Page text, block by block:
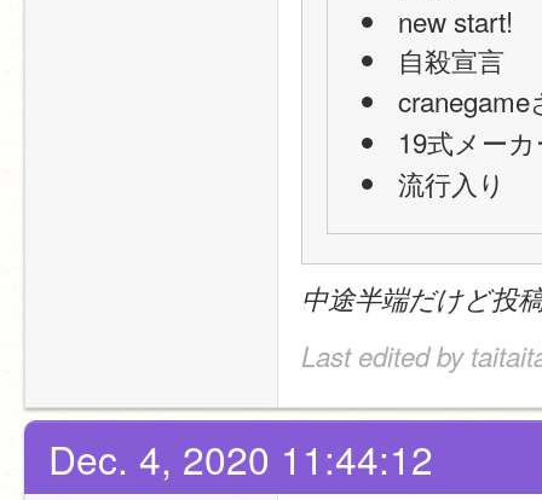
new start!
自殺宣言
cranegame
19式メー
流行入り
中途半端だけど投
Last edited by
Dec. 4, 2020 11:44:12